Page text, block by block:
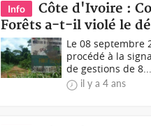
Info
Côte d'Ivoire :
Forêts a-t-il violé le
Le 08 septembre
procédé à la
de gestions de 8...
il y a 4 ans